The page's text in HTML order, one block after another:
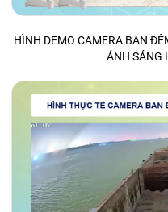
HÌNH DEMO CAMERA BAN
ÁNH SÁNG